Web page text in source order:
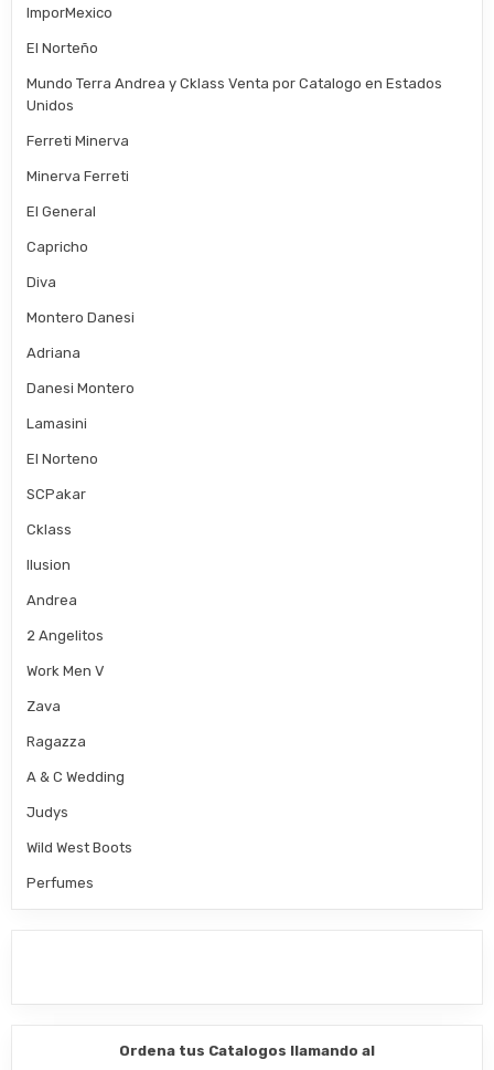
ImporMexico
El Norteño
Mundo Terra Andrea y Cklass Venta por Catalogo en Estados
Unidos
Ferreti Minerva
Minerva Ferreti
El General
Capricho
Diva
Montero Danesi
Adriana
Danesi Montero
Lamasini
El Norteno
SCPakar
Cklass
Ilusion
Andrea
2 Angelitos
Work Men V
Zava
Ragazza
A & C Wedding
Judys
Wild West Boots
Perfumes
Ordena tus Catalogos llamando al